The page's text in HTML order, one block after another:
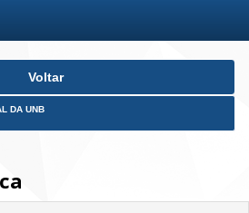
Voltar
DA UNB